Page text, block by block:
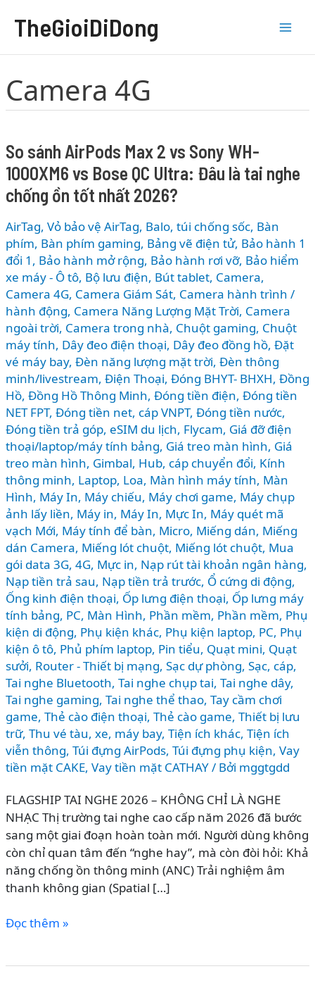
TheGioiDiDong
Camera 4G
So sánh AirPods Max 2 vs Sony WH-
1000XM6 vs Bose QC Ultra: Đâu là tai nghe
chống ồn tốt nhất 2026?
AirTag, Vỏ bảo vệ AirTag, Balo, túi chống sốc, Bàn
phím, Bàn phím gaming, Bảng vẽ điện tử, Bảo hành 1
đổi 1 , Bảo hành mở rộng, Bảo hành rơi vỡ, Bảo hiểm
xe máy - Ô tô, Bộ lưu điện, Bút tablet, Camera,
Camera 4G, Camera Giám Sát, Camera hành trình /
hành động, Camera Năng Lượng Mặt Trời, Camera
ngoài trời, Camera trong nhà, Chuột gaming, Chuột
máy tính, Dây đeo điện thoại, Dây đeo đồng hồ, Đặt
vé máy bay, Đèn năng lượng mặt trời, Đèn thông
minh/livestream, Điện Thoại, Đóng BHYT- BHXH, Đồng
Hồ, Đồng Hồ Thông Minh, Đóng tiền điện, Đóng tiền
NET FPT, Đóng tiền net, cáp VNPT, Đóng tiền nước,
Đóng tiền trả góp, eSIM du lịch, Flycam, Giá đỡ điện
thoại/laptop/máy tính bảng, Giá treo màn hình, Giá
treo màn hình, Gimbal, Hub, cáp chuyển đổi, Kính
thông minh, Laptop, Loa, Màn hình máy tính, Màn
Hình, Máy In, Máy chiếu, Máy chơi game, Máy chụp
ảnh lấy liền, Máy in, Máy In, Mực In, Máy quét mã
vạch Mới, Máy tính để bàn, Micro, Miếng dán, Miếng
dán Camera, Miếng lót chuột, Miếng lót chuột, Mua
gói data 3G, 4G, Mực in, Nạp rút tài khoản ngân hàng,
Nạp tiền trả sau, Nạp tiền trả trước, Ổ cứng di động,
Ống kinh điện thoại, Ốp lưng điện thoại, Ốp lưng máy
tính bảng, PC, Màn Hình, Phần mềm, Phần mềm, Phụ
kiện di động, Phụ kiện khác, Phụ kiện laptop, PC, Phụ
kiện ô tô, Phủ phím laptop, Pin tiểu, Quạt mini, Quạt
sưởi, Router - Thiết bị mạng, Sạc dự phòng, Sạc, cáp,
Tai nghe Bluetooth, Tai nghe chụp tai, Tai nghe dây,
Tai nghe gaming, Tai nghe thể thao, Tay cầm chơi
game, Thẻ cào điện thoại, Thẻ cào game, Thiết bị lưu
trữ, Thu vé tàu, xe, máy bay, Tiện ích khác, Tiện ích
viễn thông, Túi đựng AirPods, Túi đựng phụ kiện, Vay
tiền mặt CAKE, Vay tiền mặt CATHAY/ Bởi mggtgdd
FLAGSHIP TAI NGHE 2026 – KHÔNG CHỈ LÀ NGHE
NHẠC Thị trường tai nghe cao cấp năm 2026 đã bước
sang một giai đoạn hoàn toàn mới. Người dùng không
còn chỉ quan tâm đến “nghe hay”, mà còn đòi hỏi: Khả
năng chống ồn thông minh (ANC) Trải nghiệm âm
thanh không gian (Spatial […]
So
Đọc thêm »